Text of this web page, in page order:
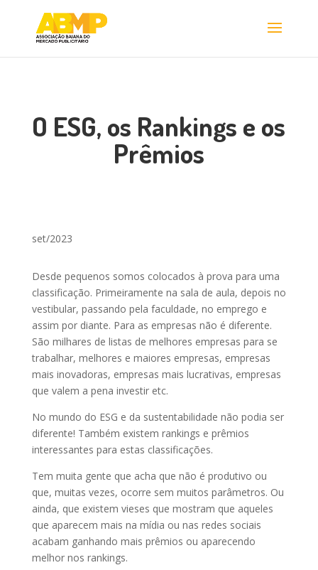
O ESG, os Rankings e os
Prêmios
set/2023
Desde pequenos somos colocados à prova para uma
classificação. Primeiramente na sala de aula, depois no
vestibular, passando pela faculdade, no emprego e
assim por diante. Para as empresas não é diferente.
São milhares de listas de melhores empresas para se
trabalhar, melhores e maiores empresas, empresas
mais inovadoras, empresas mais lucrativas, empresas
que valem a pena investir etc.
No mundo do ESG e da sustentabilidade não podia ser
diferente! Também existem rankings e prêmios
interessantes para estas classificações.
Tem muita gente que acha que não é produtivo ou
que, muitas vezes, ocorre sem muitos parâmetros. Ou
ainda, que existem vieses que mostram que aqueles
que aparecem mais na mídia ou nas redes sociais
acabam ganhando mais prêmios ou aparecendo
melhor nos rankings.